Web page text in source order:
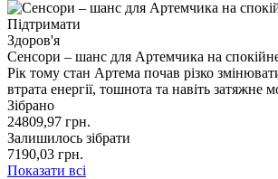
Підтримати
Здоров'я
Сенсори – шанс для Артемчика на
Рік тому стан Артема почав різко
втрата енергії, тошнота та навіть затяжне
Зібрано
24809,97 грн.
Залишилось зібрати
7190,03 грн.
Показати всі